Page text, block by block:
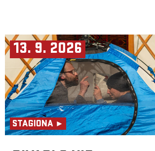
13. 9. 2026
STAGIONA ►